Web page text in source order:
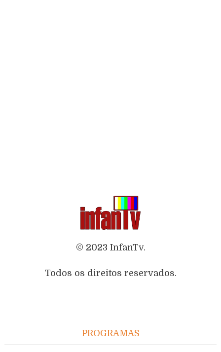
© 2023 InfanTv.
Todos os direitos reservados.
PROGRAMAS